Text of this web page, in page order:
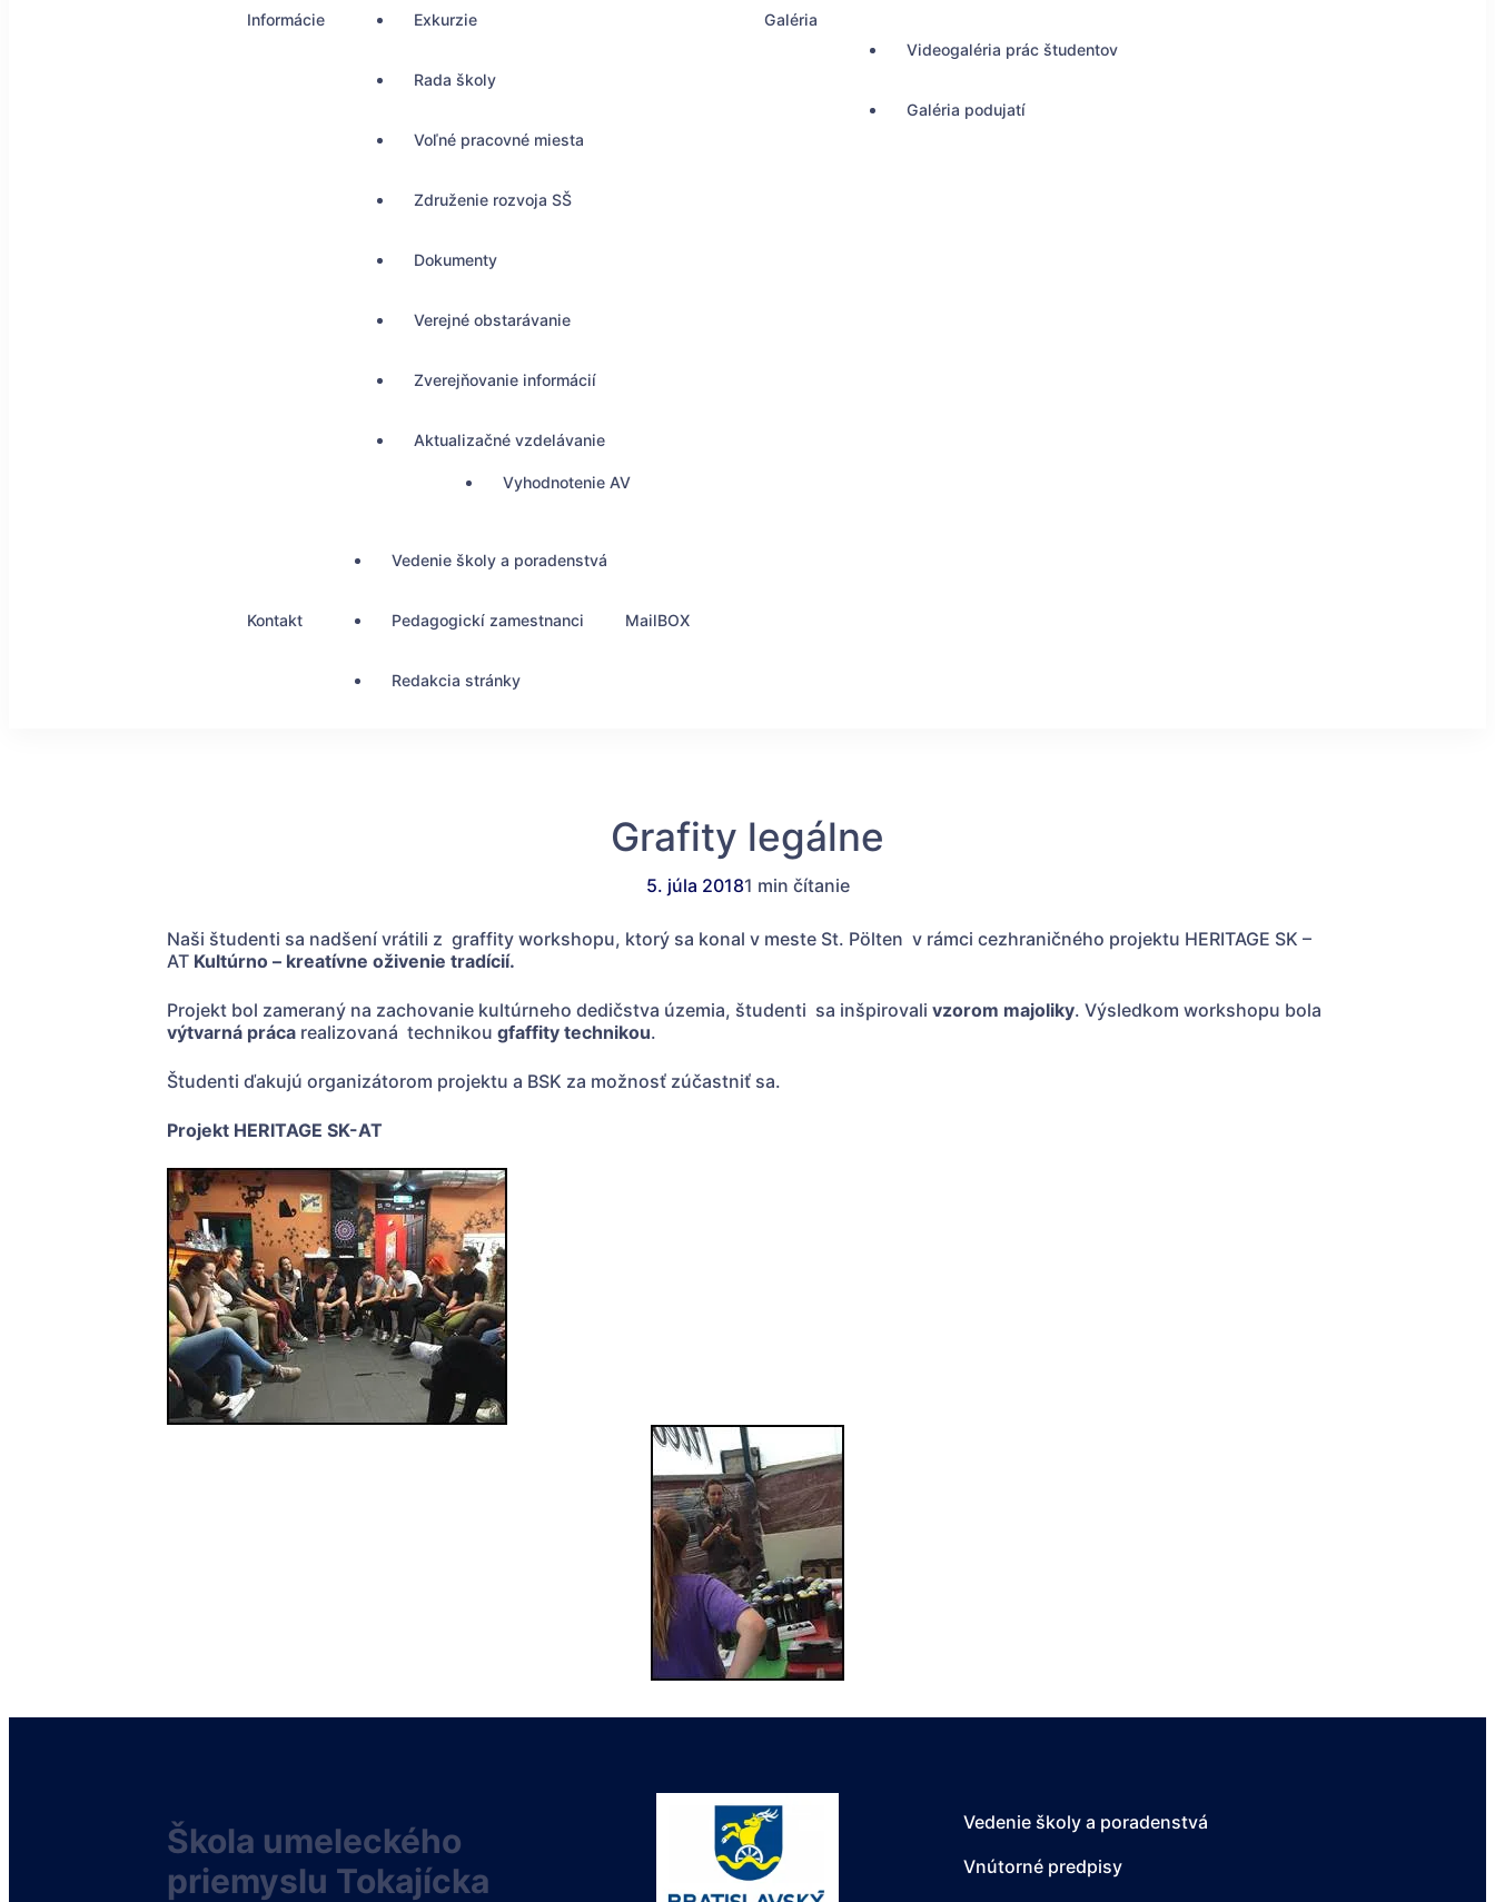
Informácie Exkurzie
Rada školy
Voľné pracovné miesta
Združenie rozvoja SŠ
Dokumenty
Verejné obstarávanie
Zverejňovanie informácií
Aktualizačné vzdelávanie
Vyhodnotenie AV
Galéria
Videogaléria prác študentov
Galéria podujatí
Kontakt
Vedenie školy a poradenstvá
Pedagogickí zamestnanci
Redakcia stránky
MailBOX
Grafity legálne
5. júla 20181 min čítanie
Naši študenti sa nadšení vrátili z graffity workshopu, ktorý sa konal v meste St. Pölten v rámci cezhraničného projektu HERITAGE SK –
ATKultúrno – kreatívne oživenie tradícií.
Projekt bol zameraný na zachovanie kultúrneho dedičstva územia, študenti sa inšpirovali vzorom majoliky. Výsledkom workshopu bola
výtvarná prácarealizovaná technikou gfaffity technikou.
Študenti ďakujú organizátorom projektu a BSK za možnosť zúčastniť sa.
Projekt HERITAGE SK-AT
Škola umeleckého
priemyslu Tokajícka
Vedenie školy a poradenstvá
Vnútorné predpisy